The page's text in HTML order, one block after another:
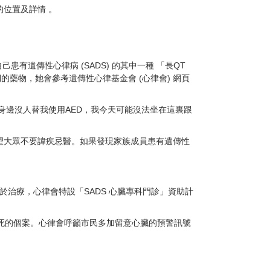
置及詳情 。
患有遺傳性心律病 (SADS) 的其中一種 「長QT
藥物，她會參考遺傳性心律基金會 (心律會) 網頁
沒人替我使用AED，我今天可能沒法坐在這裏跟
眾不要諱疾忌醫。如果發現家族成員患有遺傳性
治療，心律會特設「SADS 心臟專科門診」資助計
個案。心律會呼籲市民多加留意心臟的預警訊號